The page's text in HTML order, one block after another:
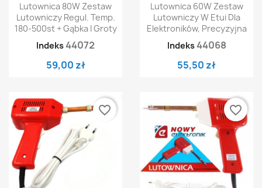
Lutownica 80W Zestaw
Lutowniczy Regul. Temp.
180-500st + Gąbka I Groty
Indeks 44072
59,00 zł
Lutownica 60W Zestaw
Lutowniczy W Etui Dla
Elektroników, Precyzyjna
Indeks 44068
55,50 zł
favorite_border favorite_border